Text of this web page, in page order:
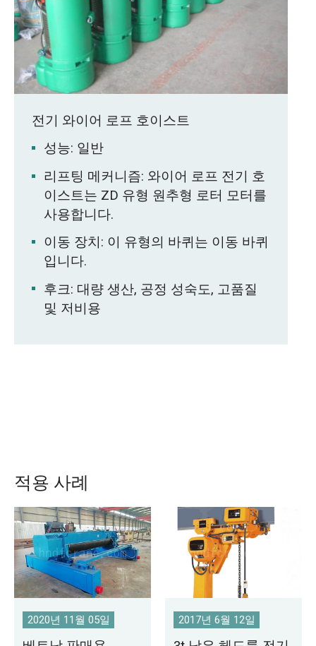
전기 와이어 로프 호이스트
성능: 일반
리프팅 메커니즘: 와이어 로프 전기 호
이스트는 ZD 유형 원추형 로터 모터를
사용합니다.
이동 장치: 이 유형의 바퀴는 이동 바퀴
입니다.
후크: 대량 생산, 공정 성숙도, 고품질
및 저비용
적용 사례
2020년 11월 05일 2017년 6월 12일